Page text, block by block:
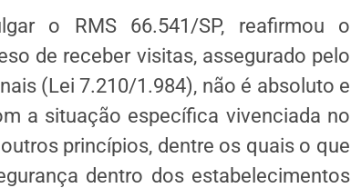
o RMS 66.541/SP, reafirmou o
de receber visitas, assegurado pelo
(Lei 7.210/1.984), não é absoluto e
a situação específica vivenciada no
princípios, dentre os quais o que
dentro dos estabelecimentos